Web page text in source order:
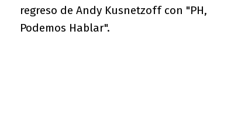
regreso de Andy Kusnetzoff con "PH,
Podemos Hablar".